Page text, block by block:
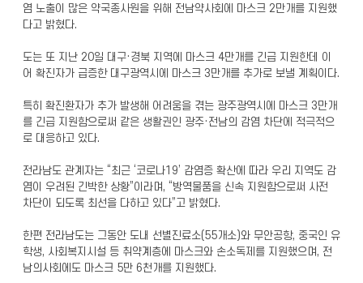
염 노출이 많은 약국종사원을 위해 전남약사회에 마스크 2만개를 지원했
다고 밝혔다.
도는 또 지난 20일 대구·경북 지역에 마스크 4만개를 긴급 지원한데 이
어 확진자가 급증한 대구광역시에 마스크 3만개를 추가로 보낼 계획이다.
특히 확진환자가 추가 발생해 어려움을 겪는 광주광역시에 마스크 3만개
를 긴급 지원함으로써 같은 생활권인 광주·전남의 감염 차단에 적극적으
로 대응하고 있다.
전라남도 관계자는 “최근 ‘코로나19’ 감염증 확산에 따라 우리 지역도 감
염이 우려된 긴박한 상황”이라며, “방역물품을 신속 지원함으로써 사전
차단이 되도록 최선을 다하고 있다”고 밝혔다.
한편 전라남도는 그동안 도내 선별진료소(55개소)와 무안공항, 중국인 유
학생, 사회복지시설 등 취약계층에 마스크와 손소독제를 지원했으며, 전
남의사회에도 마스크 5만 6천개를 지원했다.